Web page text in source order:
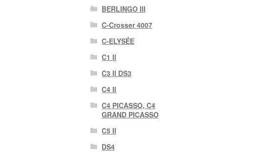
BERLINGO III
C-Crosser 4007
C-ELYSÉE
C1 II
C3 II DS3
C4 II
C4 PICASSO, C4
GRAND PICASSO
C5 II
DS4